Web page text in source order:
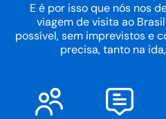
E é por isso que nós nos
viagem de visita ao
possível, sem imprevistos e
precisa, tanto na